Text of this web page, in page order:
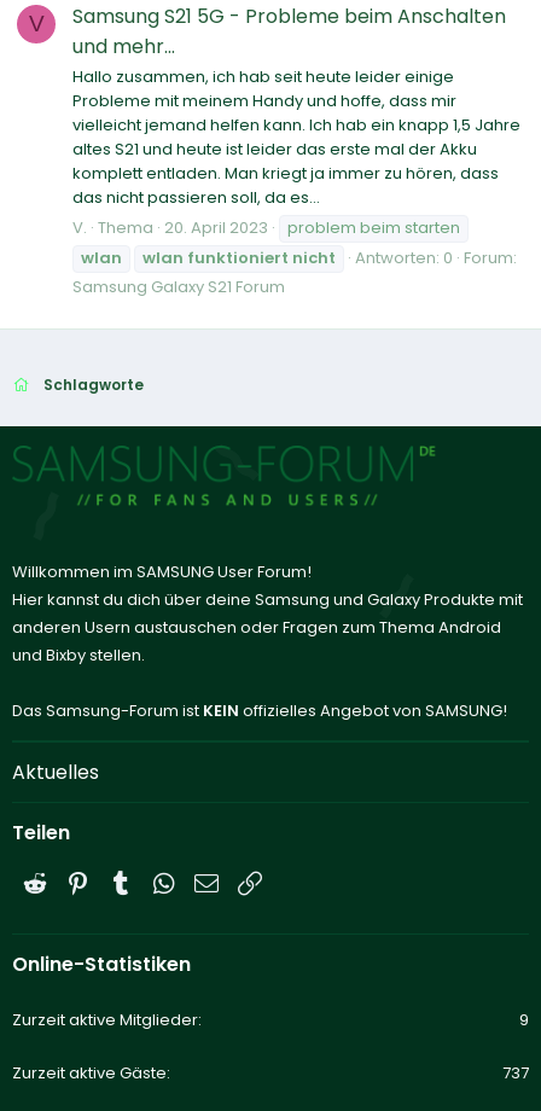
V
Samsung S21 5G - Probleme beim Anschalten
und mehr...
Hallo zusammen, ich hab seit heute leider einige
Probleme mit meinem Handy und hoffe, dass mir
vielleicht jemand helfen kann. Ich hab ein knapp 1,5 Jahre
altes S21 und heute ist leider das erste mal der Akku
komplett entladen. Man kriegt ja immer zu hören, dass
das nicht passieren soll, da es...
V. Thema 20. April 2023
problem beim starten
wlan
wlan funktioniert nicht Antworten: 0 Forum:
Samsung Galaxy S21 Forum
Schlagworte
Willkommen im SAMSUNG User Forum!
Hier kannst du dich über deine Samsung und Galaxy Produkte mit
anderen Usern austauschen oder Fragen zum Thema Android
und Bixby stellen.
Das Samsung-Forum ist KEIN offizielles Angebot von SAMSUNG!
Aktuelles
Teilen
Reddit PinterestTumblrWhatsApp
E-Mail
Online-Statistiken
Zurzeit aktive Mitglieder 9
Zurzeit aktive Gäste 737